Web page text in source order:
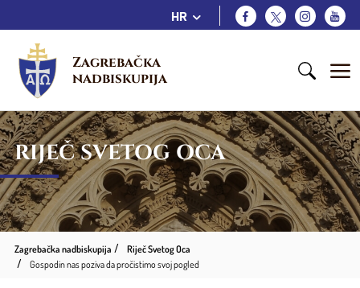
HR
Zagrebačka
nadbiskupija
RIJEČ SVETOG OCA
Zagrebačka nadbiskupija
Riječ Svetog Oca
Gospodin nas poziva da pročistimo svoj pogled